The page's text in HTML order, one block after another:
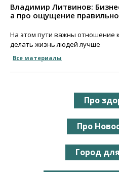
Владимир Литвинов:
а про ощущение
На этом пути важны отношение
делать жизнь людей лучше
Все материалы
Про
Про
Город